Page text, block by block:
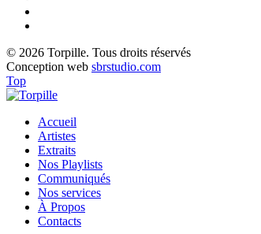
© 2026 Torpille. Tous droits réservés
Conception web sbrstudio.com
Top
Accueil
Artistes
Extraits
Nos Playlists
Communiqués
Nos services
À Propos
Contacts